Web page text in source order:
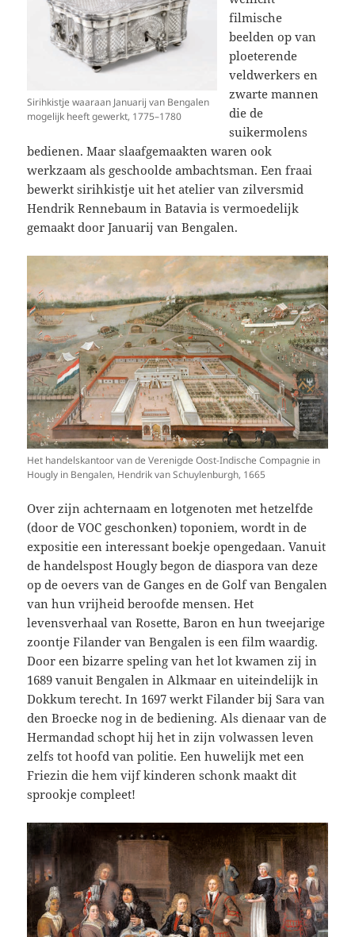
Sirihkistje waaraan Januarij van Bengalen
mogelijk heeft gewerkt, 1775–1780
filmische
beelden op van
ploeterende
veldwerkers en
zwarte mannen
die de
suikermolens
bedienen. Maar slaafgemaakten waren ook
werkzaam als geschoolde ambachtsman. Een fraai
bewerkt sirihkistje uit het atelier van zilversmid
Hendrik Rennebaum in Batavia is vermoedelijk
gemaakt door Januarij van Bengalen.
Het handelskantoor van de Verenigde Oost-Indische Compagnie in
Hougly in Bengalen, Hendrik van Schuylenburgh, 1665
Over zijn achternaam en lotgenoten met hetzelfde
(door de VOC geschonken) toponiem, wordt in de
expositie een interessant boekje opengedaan. Vanuit
de handelspost Hougly begon de diaspora van deze
op de oevers van de Ganges en de Golf van Bengalen
van hun vrijheid beroofde mensen. Het
levensverhaal van Rosette, Baron en hun tweejarige
zoontje Filander van Bengalen is een film waardig.
Door een bizarre speling van het lot kwamen zij in
1689 vanuit Bengalen in Alkmaar en uiteindelijk in
Dokkum terecht. In 1697 werkt Filander bij Sara van
den Broecke nog in de bediening. Als dienaar van de
Hermandad schopt hij het in zijn volwassen leven
zelfs tot hoofd van politie. Een huwelijk met een
Friezin die hem vijf kinderen schonk maakt dit
sprookje compleet!